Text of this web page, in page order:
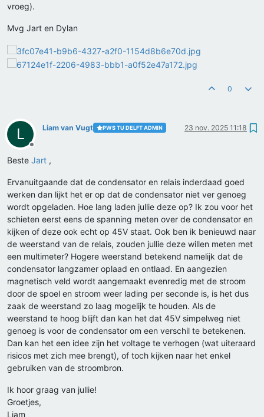
vroeg).
Mvg Jart en Dylan
0
L
Offline
Liam van Vugt PWS TU DELFT ADMIN 23 nov. 2025 11:18
Beste Jart ,
Ervanuitgaande dat de condensator en relais inderdaad goed
werken dan lijkt het er op dat de condensator niet ver genoeg
wordt opgeladen. Hoe lang laden jullie deze op? Ik zou voor het
schieten eerst eens de spanning meten over de condensator en
kijken of deze ook echt op 45V staat. Ook ben ik benieuwd naar
de weerstand van de relais, zouden jullie deze willen meten met
een multimeter? Hogere weerstand betekend namelijk dat de
condensator langzamer oplaad en ontlaad. En aangezien
magnetisch veld wordt aangemaakt evenredig met de stroom
door de spoel en stroom weer lading per seconde is, is het dus
zaak de weerstand zo laag mogelijk te houden. Als de
weerstand te hoog blijft dan kan het dat 45V simpelweg niet
genoeg is voor de condensator om een verschil te betekenen.
Dan kan het een idee zijn het voltage te verhogen (wat uiteraard
risicos met zich mee brengt), of toch kijken naar het enkel
gebruiken van de stroombron.
Ik hoor graag van jullie!
Groetjes,
Liam